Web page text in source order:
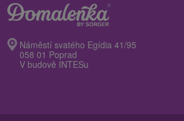
Náměstí svatého Egídia 41/95
058 01 Poprad
V budově INTESu